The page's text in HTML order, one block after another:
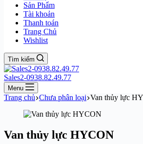
Sản Phẩm
Tài khoản
Thanh toán
Trang Chủ
Wishlist
Tìm kiếm
Sales2-0938.82.49.77
Menu
Trang chủ Chưa phân loại Van thủy lực
Van thủy lực HYCON